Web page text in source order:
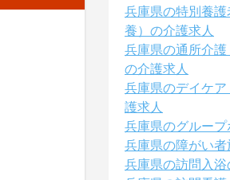
兵庫県の特別養
養）の介護求人
兵庫県の通所介護
の介護求人
兵庫県のデイケ
護求人
兵庫県のグループ
兵庫県の障がい者
兵庫県の訪問入浴